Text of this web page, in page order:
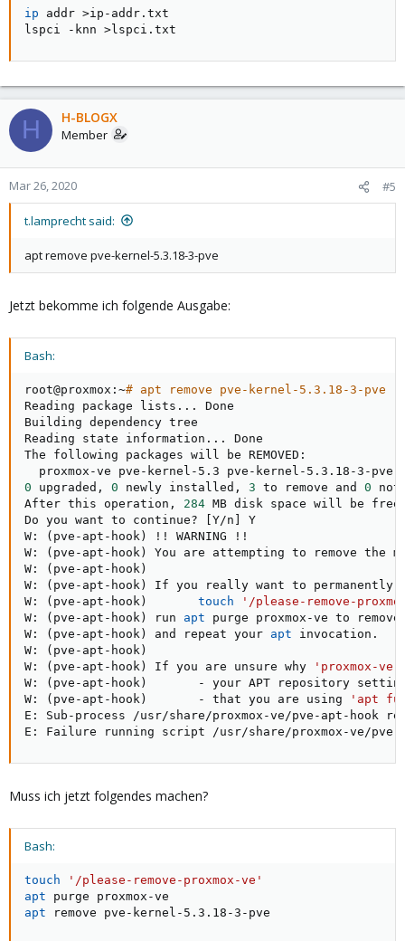
ip addr >ip-addr.txt
lspci -knn >lspci.txt
H H-BLOGX
Member
Mar 26, 2020 #5
t.lamprecht said:
apt remove pve-kernel-5.3.18-3-pve
Jetzt bekomme ich folgende Ausgabe:
Bash:
root@proxmox:~# apt remove pve-kernel-5.3.18-3-pve
Reading package lists .. . Done
Building dependency tree
Reading state information .. . Done
The following packages will be REMOVED:
0 upgraded, 0 newly installed, 3 to remove and 0 not
After this operation, 284 MB disk space will be
Do you want to continue?
[Y/n ]
Y
W:
( pve-apt-hook ) ! ! WARNING ! !
W:
( pve-apt-hook )
You are attempting to remove the
W:
( pve-apt-hook )
W:
( pve-apt-hook )
If you really want to permanently
W:
( pve-apt-hook ) touch
'/please-remove-
W:
( pve-apt-hook ) run apt purge proxmox-ve to
W:
( pve-apt-hook ) and repeat your apt invocation.
W:
( pve-apt-hook )
W:
( pve-apt-hook ) If you are unsure why 'proxmox-ve'
W:
( pve-apt-hook )
- your APT repository
W:
( pve-apt-hook )
       - that you are using
'apt
E: Sub-process /usr/share/proxmox-ve/pve-apt-hook
E: Failure running script /usr/share/proxmox-ve/pve-
Muss ich jetzt folgendes machen?
Bash:
touch
'/please-remove-proxmox-ve'
apt
apt remove pve-kernel-5.3.18-3-pve